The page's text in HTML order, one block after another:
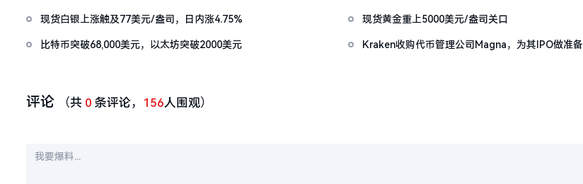
现货白银上涨触及77美元/盎司，日内涨4.75% 现货黄金重上5000美元/盎司关口
比特币突破68,000美元，以太坊突破2000美元 Kraken收购代币管理公司Magna，为其IPO做准备
评论 （共 0 条评论， 156人围观）